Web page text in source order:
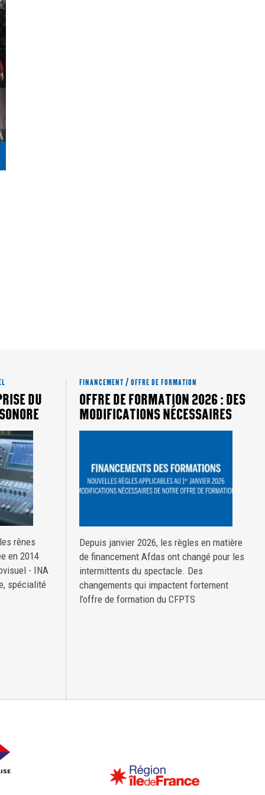
DU
rênes
en 2014
- INA
spécialité
FINANCEMENT / OFFRE DE FORMATION
OFFRE DE FORMATION 2026 : DES
MODIFICATIONS NÉCESSAIRES
Depuis janvier 2026, les règles en matière
de financement Afdas ont changé pour les
intermittents du spectacle. Des
changements qui impactent fortement
l’offre de formation du CFPTS